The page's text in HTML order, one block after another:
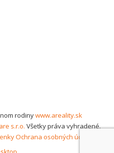
rodinywww.areality.sk
s.r.o. Všetky práva vyhradené.
Ochrana osobných údajov